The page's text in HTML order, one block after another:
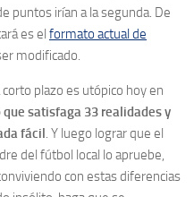
puntos irían a la segunda. De
es el formato actual de
modificado.
plazo es utópico hoy en
satisfaga 33 realidades y
fácil . Y luego lograr que el
del fútbol local lo apruebe,
con estas diferencias